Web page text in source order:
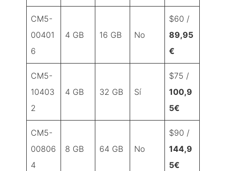
CM5-
00401
6
4 GB 16 GB No
$60 /
89,95
€
CM5-
10403
2
4 GB 32 GB Sí
$75 /
100,9
5€
CM5-
00806
4
8 GB 64 GB No
$90 /
144,9
5€